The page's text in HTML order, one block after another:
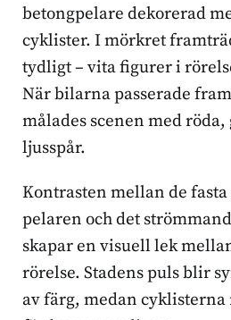
betongpelare dekorerad
cyklister. I mörkret
tydligt – vita figurer i
När bilarna passerade
målades scenen med
ljusspår.
Kontrasten mellan de
pelaren och det
skapar en visuell lek
rörelse. Stadens puls blir
av färg, medan cyklisterna